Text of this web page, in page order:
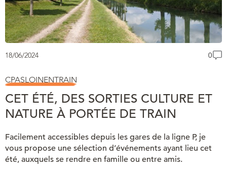
18/06/2024 0
CPASLOINENTRAIN
CET ÉTÉ, DES SORTIES CULTURE ET
NATURE À PORTÉE DE TRAIN
Facilement accessibles depuis les gares de la ligne P, je
vous propose une sélection d’événements ayant lieu cet
été, auxquels se rendre en famille ou entre amis.